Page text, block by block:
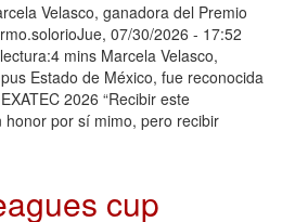
Velasco, ganadora del Premio
07/30/2026 - 17:52
mins Marcela Velasco,
Estado de México, fue reconocida
2026 “Recibir este
honor por sí mimo, pero recibir
cup